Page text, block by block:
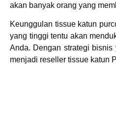
akan banyak orang yang
Keunggulan tissue katun
yang tinggi tentu akan
Anda. Dengan strategi bisnis
menjadi reseller tissue katun